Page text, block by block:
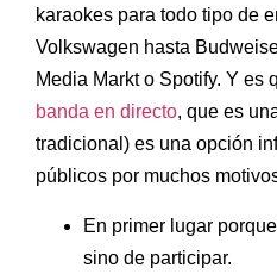
karaokes para todo tipo de
Volkswagen hasta
Media Markt o Spotify. Y es
banda en directo, que es
tradicional) es una opción
públicos por muchos
En primer lugar
sino de participar.